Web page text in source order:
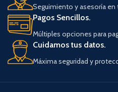
Seguimiento y asesoría
Pagos Sencillos.
Múltiples opciones para
Cuidamos tus datos.
Máxima seguridad y